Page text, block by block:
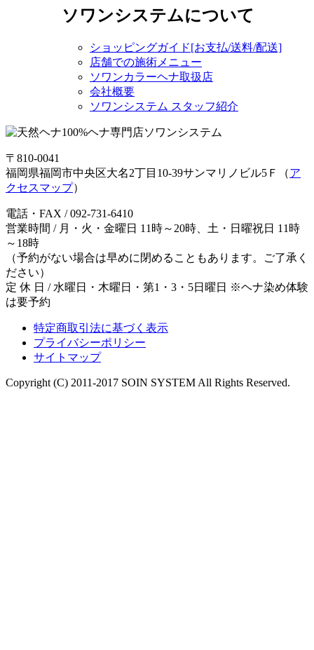
ソワンシステムについて
ショッピングガイド[お支払/送料/配送]
店舗での施術メニュー
ソワンカラーヘナ取扱店
会社概要
ソワンシステム スタッフ紹介
〒810-0041
福岡県福岡市中央区大名2丁目10-39サンマリノビル5Ｆ（ア
クセスマップ）
電話・FAX / 092-731-6410
営業時間 / 月・火・金曜日 11時～20時、土・日曜祝日 11時
～18時
（予約がない場合は早めに閉めることもあります。ご了承く
ださい）
定 休 日 / 水曜日・木曜日・第1・3・5日曜日 ※ヘナ染め体験
は要予約
特定商取引法に基づく表示
プライバシーポリシー
サイトマップ
Copyright (C) 2011-2017 SOIN SYSTEM All Rights Reserved.